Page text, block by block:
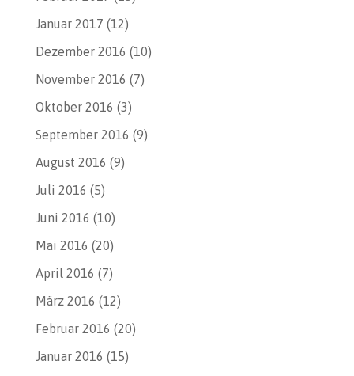
Januar 2017 (12)
Dezember 2016 (10)
November 2016 (7)
Oktober 2016 (3)
September 2016 (9)
August 2016 (9)
Juli 2016 (5)
Juni 2016 (10)
Mai 2016 (20)
April 2016 (7)
März 2016 (12)
Februar 2016 (20)
Januar 2016 (15)